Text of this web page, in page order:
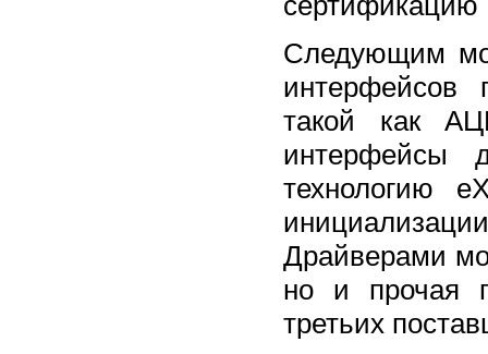
Следующим
интерфейсов
такой как
интерфейсы
технологию
Драйверами
но и прочая
третьих